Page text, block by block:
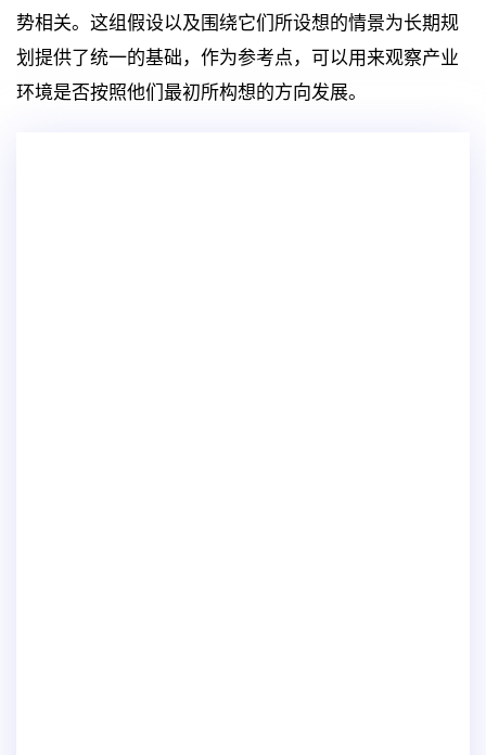
势相关。这组假设以及围绕它们所设想的情景为长期规
划提供了统一的基础，作为参考点，可以用来观察产业
环境是否按照他们最初所构想的方向发展。